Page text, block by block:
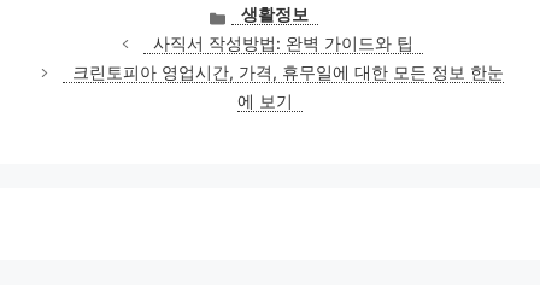
카
테
고
리
생활정보
사직서 작성방법: 완벽 가이드와 팁
크린토피아 영업시간, 가격, 휴무일에 대한 모든 정보 한눈
에 보기